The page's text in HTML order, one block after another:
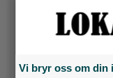
Vi bryr oss om din